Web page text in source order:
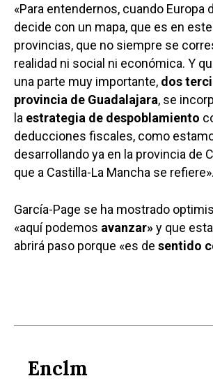
«Para entendernos, cuando Europa
decide con un mapa, que es en
provincias, que no siempre se
realidad ni social ni económica. Y
una parte muy importante, dos
provincia de Guadalajara, se
la estrategia de despoblamiento
deducciones fiscales, como
desarrollando ya en la provincia de
que a Castilla-La Mancha se refiere».
García-Page se ha mostrado
«aquí podemos avanzar»y que
abrirá paso porque «es de sentido
Enclm